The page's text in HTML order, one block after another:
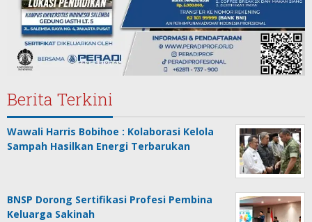
Berita Terkini
Wawali Harris Bobihoe : Kolaborasi Kelola
Sampah Hasilkan Energi Terbarukan
BNSP Dorong Sertifikasi Profesi Pembina
Keluarga Sakinah